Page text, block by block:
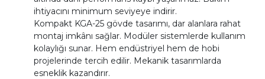
ihtiyacını minimum seviyeye indirir.
Kompakt KGA-25 gövde tasarımı, dar alanlara rahat
montaj imkânı sağlar. Modüler sistemlerde kullanım
kolaylığı sunar. Hem endüstriyel hem de hobi
projelerinde tercih edilir. Mekanik tasarımlarda
esneklik kazandırır.